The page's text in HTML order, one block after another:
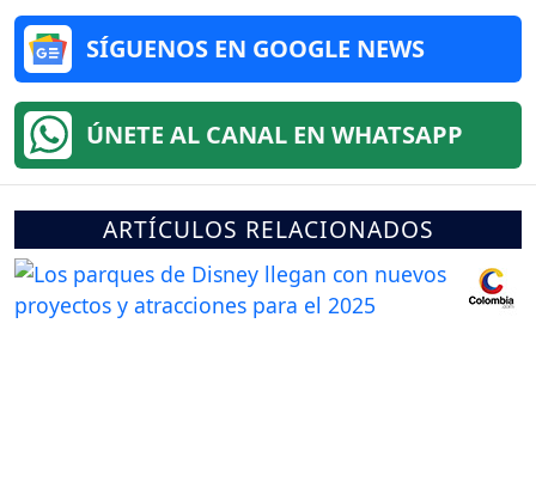
SÍGUENOS EN GOOGLE NEWS
ÚNETE AL CANAL EN WHATSAPP
ARTÍCULOS RELACIONADOS